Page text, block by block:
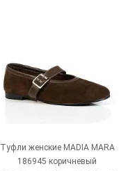
Туфли женские MADIA MARA
186945 коричневый